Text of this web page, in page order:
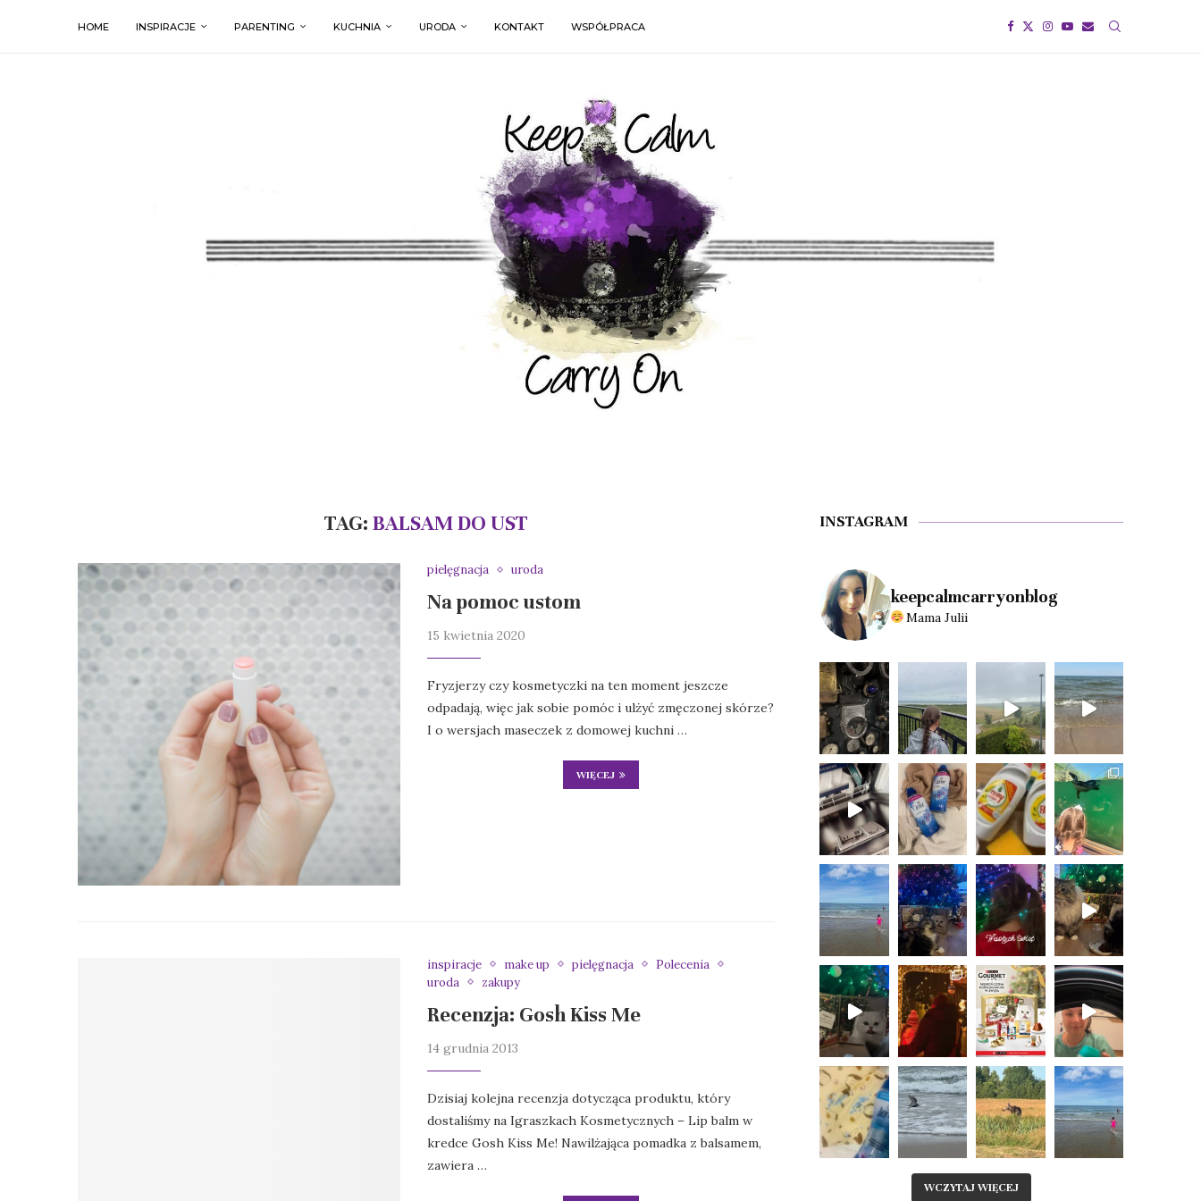
HOME INSPIRACJE PARENTING KUCHNIA URODA KONTAKT WSPÓŁPRACA
TAG: BALSAM DO UST
pielęgnacja uroda
Na pomoc ustom
15 kwietnia 2020
Fryzjerzy czy kosmetyczki na ten moment jeszcze
odpadają, więc jak sobie pomóc i ulżyć zmęczonej skórze?
I o wersjach maseczek z domowej kuchni …
WIĘCEJ
inspiracje make up pielęgnacja
Polecenia
uroda
zakupy
Recenzja: Gosh Kiss Me
14 grudnia 2013
Dzisiaj kolejna recenzja dotycząca produktu, który
dostaliśmy na Igraszkach Kosmetycznych – Lip balm w
kredce Gosh Kiss Me! Nawilżająca pomadka z balsamem,
zawiera …
INSTAGRAM
keepcalmcarryonblog
Mama Julii
WCZYTAJ WIĘCEJ